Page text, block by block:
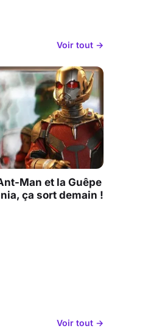
Voir tout →
Man et la Guêpe
ça sort demain !
Voir tout →